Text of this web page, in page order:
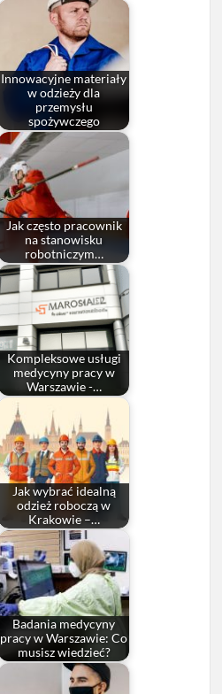
Innowacyjne materiały
w odzieży dla
przemysłu
spożywczego
Jak często pracownik
na stanowisku
robotniczym…
Kompleksowe usługi
medycyny pracy w
Warszawie -…
Jak wybrać idealną
odzież roboczą w
Krakowie –…
Badania medycyny
pracy w Warszawie: Co
musisz wiedzieć?